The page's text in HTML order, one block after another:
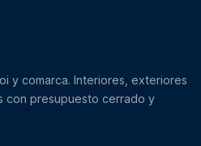
y comarca. Interiores, exteriores
con presupuesto cerrado y